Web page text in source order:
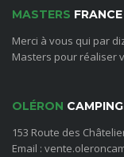
MASTERS FRANCE
Merci à vous qui par
Masters pour réaliser
OLÉRON
153 Route des
Email :